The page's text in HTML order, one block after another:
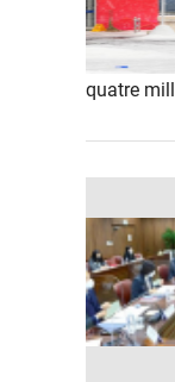
quatre